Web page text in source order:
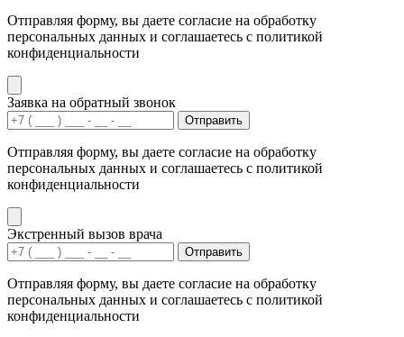
Отправляя форму, вы даете согласие на обработку
персональных данных и соглашаетесь с политикой
конфиденциальности
Заявка на обратный звонок
Отправить
Отправляя форму, вы даете согласие на обработку
персональных данных и соглашаетесь с политикой
конфиденциальности
Экстренный вызов врача
Отправить
Отправляя форму, вы даете согласие на обработку
персональных данных и соглашаетесь с политикой
конфиденциальности